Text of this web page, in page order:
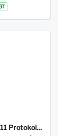
20150211 Protokoll Bismarckplatz_Jugend_02b.pdf